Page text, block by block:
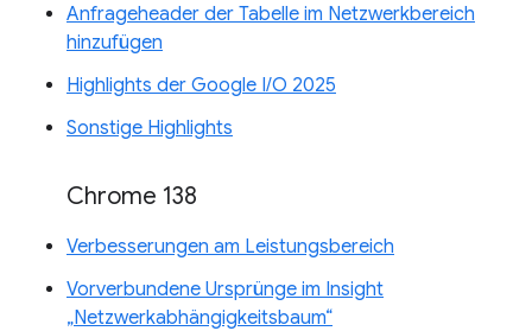
Anfrageheader der Tabelle im Netzwerkbereich
hinzufügen
Highlights der Google I/O 2025
Sonstige Highlights
Chrome 138
Verbesserungen am Leistungsbereich
Vorverbundene Ursprünge im Insight
„Netzwerkabhängigkeitsbaum“